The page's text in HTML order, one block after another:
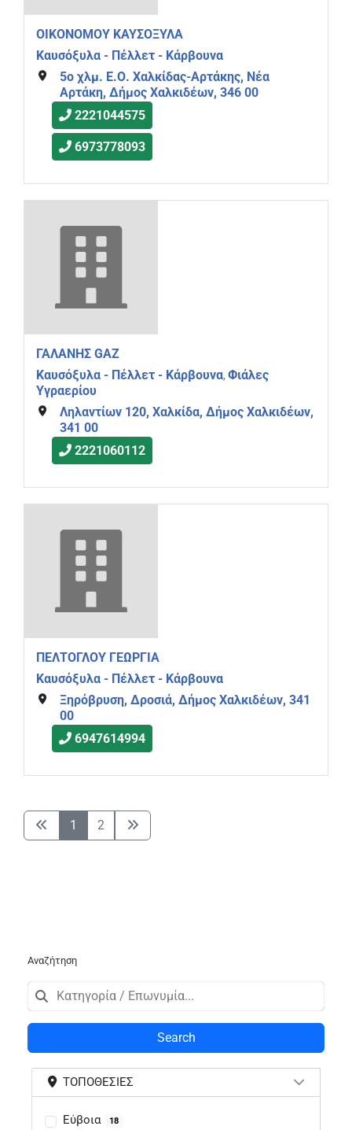
ΟΙΚΟΝΟΜΟΥ ΚΑΥΣΟΞΥΛΑ
Καυσόξυλα - Πέλλετ - Κάρβουνα
5ο χλμ. Ε.Ο. Χαλκίδας-Αρτάκης, Νέα
Αρτάκη, Δήμος Χαλκιδέων, 346 00
2221044575
6973778093
ΓΑΛΑΝΗΣ GAZ
Καυσόξυλα - Πέλλετ - Κάρβουνα, Φιάλες
Υγραερίου
Ληλαντίων 120, Χαλκίδα, Δήμος Χαλκιδέων,
341 00
2221060112
ΠΕΛΤΟΓΛΟΥ ΓΕΩΡΓΙΑ
Καυσόξυλα - Πέλλετ - Κάρβουνα
Ξηρόβρυση, Δροσιά, Δήμος Χαλκιδέων, 341
00
6947614994
1 2
Αναζήτηση
Search
ΤΟΠΟΘΕΣΊΕΣ
Εύβοια 18